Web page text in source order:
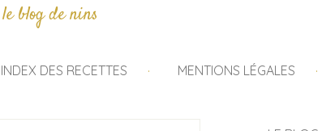
le blog de nins
INDEX DES RECETTES MENTIONS LÉGALES